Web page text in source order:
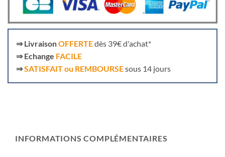
⇒ LivraisonOFFERTEdès 39€ d'achat*
⇒ Echange FACILE
⇒SATISFAIT ou REMBOURSEsous 14 jours
INFORMATIONS COMPLÉMENTAIRES